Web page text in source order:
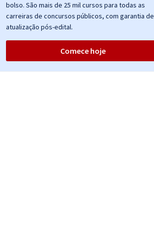
bolso. São mais de 25 mil cursos para todas as
carreiras de concursos públicos, com garantia de
atualização pós-edital.
Comece hoje